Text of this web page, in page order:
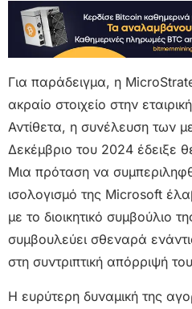
Για παράδειγμα, η
ακραίο στοιχείο στην
Αντίθετα, η συνέλευση των
Δεκέμβριο του 2024 έδειξε
Μια πρόταση να
ισολογισμό της Microsoft
με το διοικητικό συμβούλιο
συμβουλεύει σθεναρά
στη συντριπτική απόρριψή
Η ευρύτερη δυναμική της